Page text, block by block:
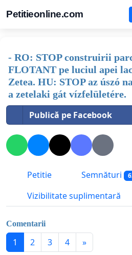
Petitieonline.com
- RO: STOP construirii
FLOTANT pe luciul apei
Zetea. HU: STOP az úszó
a zetelaki gát vízfelületére.
Publică pe Facebook
Petitie Semnături
Vizibilitate suplimentară
Comentarii
1 2 3 4 »